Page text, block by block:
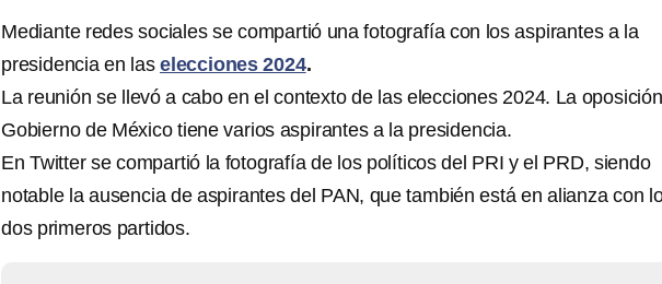
Mediante redes sociales se compartió una fotografía con los aspirantes a la
presidencia en laselecciones 2024.
La reunión se llevó a cabo en el contexto de las elecciones 2024. La
Gobierno de México tiene varios aspirantes a la presidencia.
En Twitter se compartió la fotografía de los políticos del PRI y el PRD, siendo
notable la ausencia de aspirantes del PAN, que también está en alianza con
dos primeros partidos.